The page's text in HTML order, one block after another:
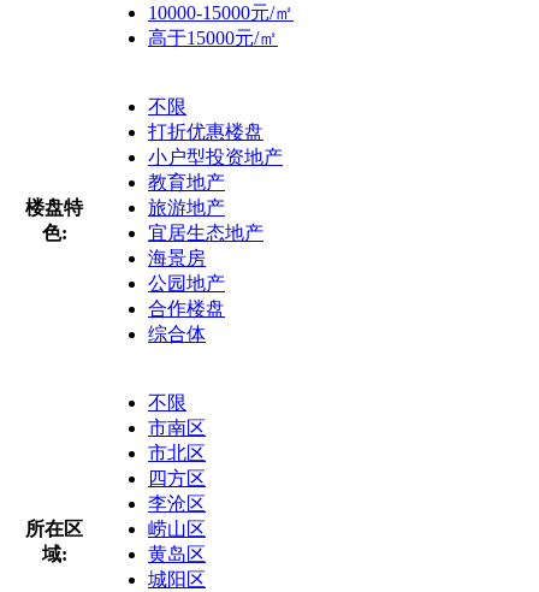
10000-15000元/㎡
高于15000元/㎡
楼盘特
色:
不限
打折优惠楼盘
小户型投资地产
教育地产
旅游地产
宜居生态地产
海景房
公园地产
合作楼盘
综合体
所在区
域:
不限
市南区
市北区
四方区
李沧区
崂山区
黄岛区
城阳区